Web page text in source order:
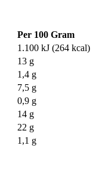
Per 100 Gram
1.100 kJ (264 kcal)
13 g
1,4 g
7,5 g
0,9 g
14 g
22 g
1,1 g